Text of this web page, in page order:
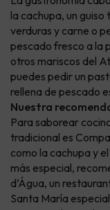
la cachupa, un
verduras y carne o
pescado fresco a la
otros mariscos del
puedes pedir un
rellena de pescado
Nuestra
Para saborear
tradicional es
como la cachupa y
más especial,
d’Água, un
Santa María